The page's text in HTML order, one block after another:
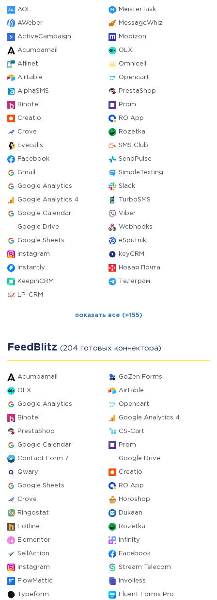
AOL MeisterTask
AWeber MessageWhiz
ActiveCampaign Mobizon
Acumbamail OLX
Afilnet Omnicell
Airtable Opencart
AlphaSMS PrestaShop
Binotel Prom
Creatio RO App
Crove Rozetka
Evecalls SMS Club
Facebook SendPulse
Gmail SimpleTexting
Google Analytics Slack
Google Analytics 4 TurboSMS
Google Calendar Viber
Google Drive Webhooks
Google Sheets eSputnik
Instagram keyCRM
Instantly Новая Почта
KeepinCRM Телеграм
LP-CRM
показать все (+155)
FeedBlitz (204 готовых коннектора)
Acumbamail GoZen Forms
OLX Airtable
Google Analytics Opencart
Binotel Google Analytics 4
PrestaShop CS-Cart
Google Calendar Prom
Contact Form 7 Google Drive
Qwary Creatio
Google Sheets RO App
Crove Horoshop
Ringostat Dukaan
Hotline Rozetka
Elementor Infinity
SellAction Facebook
Instagram Stream Telecom
FlowMattic Invoiless
Typeform Fluent Forms Pro